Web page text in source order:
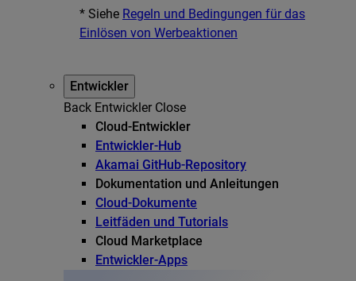
* Siehe Regeln und Bedingungen für das
Einlösen von Werbeaktionen
Entwickler
Back Entwickler Close
Cloud-Entwickler
Entwickler-Hub
Akamai GitHub-Repository
Dokumentation und Anleitungen
Cloud-Dokumente
Leitfäden und Tutorials
Cloud Marketplace
Entwickler-Apps